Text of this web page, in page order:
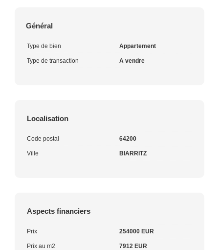
Général
Type de bien Appartement
Type de transaction A vendre
Localisation
Code postal 64200
Ville BIARRITZ
Aspects financiers
Prix 254000 EUR
Prix au m2 7912 EUR